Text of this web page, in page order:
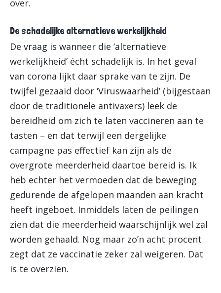
over.
De schadelijke alternatieve werkelijkheid
De vraag is wanneer die ‘alternatieve
werkelijkheid’ écht schadelijk is. In het geval
van corona lijkt daar sprake van te zijn. De
twijfel gezaaid door ‘Viruswaarheid’ (bijgestaan
door de traditionele antivaxers) leek de
bereidheid om zich te laten vaccineren aan te
tasten – en dat terwijl een dergelijke
campagne pas effectief kan zijn als de
overgrote meerderheid daartoe bereid is. Ik
heb echter het vermoeden dat de beweging
gedurende de afgelopen maanden aan kracht
heeft ingeboet. Inmiddels laten de peilingen
zien dat die meerderheid waarschijnlijk wel zal
worden gehaald. Nog maar zo’n acht procent
zegt dat ze vaccinatie zeker zal weigeren. Dat
is te overzien.